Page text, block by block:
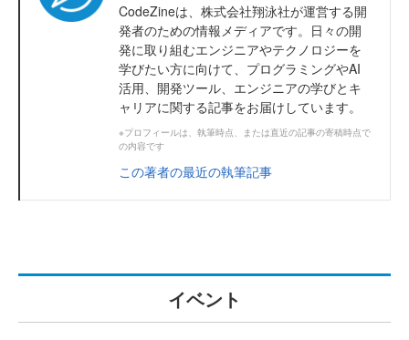
CodeZineは、株式会社翔泳社が運営する開
発者のための情報メディアです。日々の開
発に取り組むエンジニアやテクノロジーを
学びたい方に向けて、プログラミングやAI
活用、開発ツール、エンジニアの学びとキ
ャリアに関する記事をお届けしています。
※プロフィールは、執筆時点、または直近の記事の寄稿時点で
の内容です
この著者の最近の執筆記事
イベント